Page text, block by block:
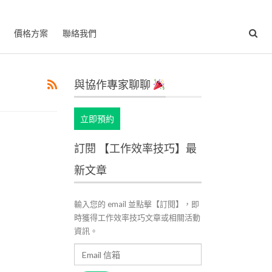
價格方案 聯絡我們
與協作專家聊聊
立即預約
訂閱 【工作效率技巧】最
新文章
輸入您的 email 並點擊【訂閱】，即
時獲得工作效率技巧文章或相關活動
資訊。
信